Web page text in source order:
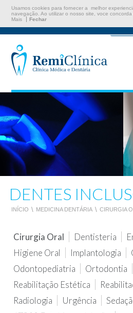
Usamos cookies para fornecer a melhor
navegação. Ao utilizar o nosso site, voce
Mais
Fechar
DENTES
INÍCIO \ MEDICINA DENTÁRIA \ CIRURGIA
Cirurgia Oral Dentisteria
Higiene Oral
Implantologia
Odontopediatria
Ortodontia
Reabilitação Estética
Radiologia
Urgência